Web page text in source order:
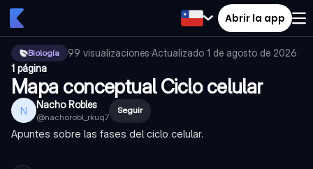
Abrir la app
Biología 99 visualizaciones·Actualizado 1 de agosto de 2026·
1 página
Mapa conceptual Ciclo celular
N Nacho Robles
@nachorobl_rkuq7
Seguir
Apuntes sobre las fases del ciclo celular.